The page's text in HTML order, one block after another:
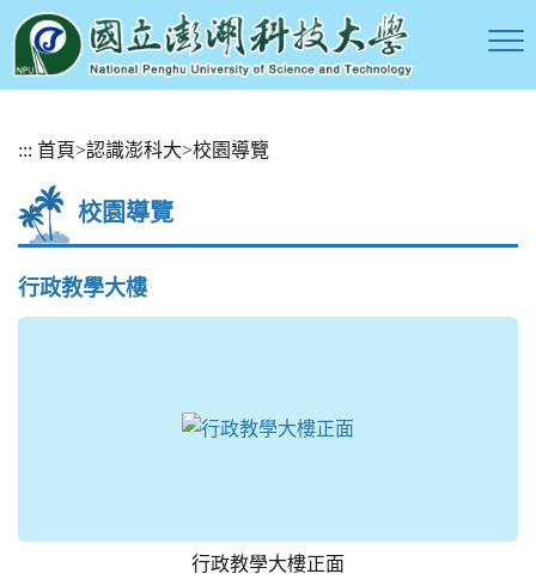
::: 首頁>認識澎科大>校園導覽
校園導覽
行政教學大樓
行政教學大樓正面